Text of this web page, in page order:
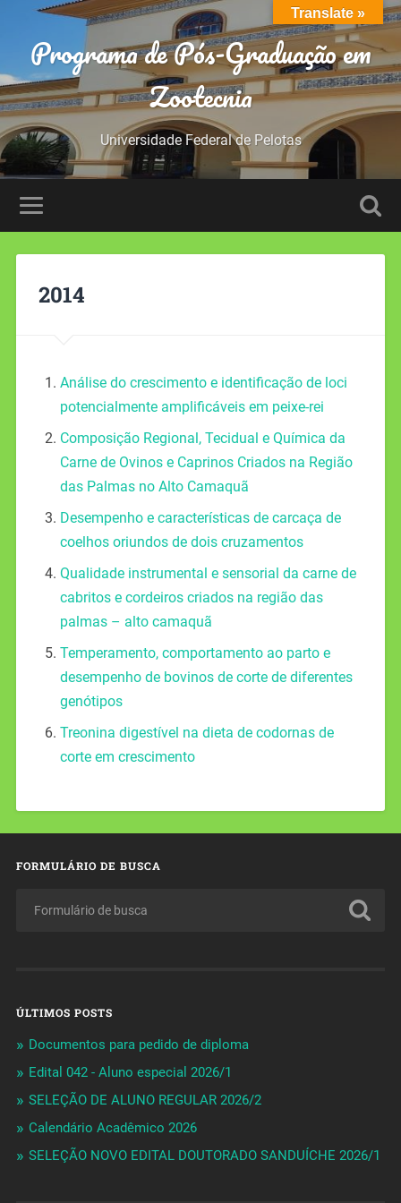
Programa de Pós-Graduação em
Zootecnia
Universidade Federal de Pelotas
2014
Análise do crescimento e identificação de loci
potencialmente amplificáveis em peixe-rei
Composição Regional, Tecidual e Química da
Carne de Ovinos e Caprinos Criados na Região
das Palmas no Alto Camaquã
Desempenho e características de carcaça de
coelhos oriundos de dois cruzamentos
Qualidade instrumental e sensorial da carne de
cabritos e cordeiros criados na região das
palmas – alto camaquã
Temperamento, comportamento ao parto e
desempenho de bovinos de corte de diferentes
genótipos
Treonina digestível na dieta de codornas de
corte em crescimento
FORMULÁRIO DE BUSCA
ÚLTIMOS POSTS
Documentos para pedido de diploma
Edital 042 - Aluno especial 2026/1
SELEÇÃO DE ALUNO REGULAR 2026/2
Calendário Acadêmico 2026
SELEÇÃO NOVO EDITAL DOUTORADO SANDUÍCHE 2026/1
Translate »